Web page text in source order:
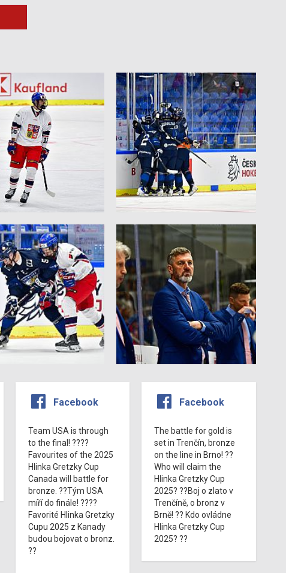
Facebook
Team USA is through
to the final! ????
Favourites of the 2025
Hlinka Gretzky Cup
Canada will battle for
bronze. ??Tým USA
míří do finále! ????
Favorité Hlinka Gretzky
Cupu 2025 z Kanady
budou bojovat o bronz.
??
Facebook
The battle for gold is
set in Trenčín, bronze
on the line in Brno! ??
Who will claim the
Hlinka Gretzky Cup
2025? ??Boj o zlato v
Trenčíně, o bronz v
Brně! ?? Kdo ovládne
Hlinka Gretzky Cup
2025? ??